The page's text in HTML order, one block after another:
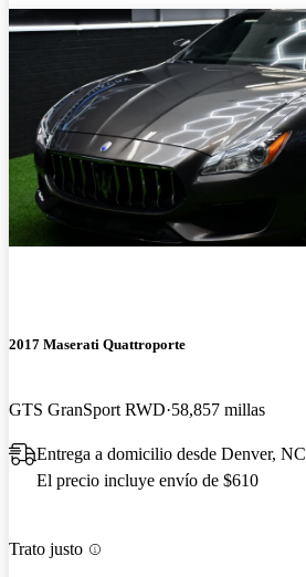
2017 Maserati Quattroporte
GTS GranSport RWD 58,857 millas
Entrega a domicilio desde Denver, NC
El precio incluye envío de $610
Trato justo